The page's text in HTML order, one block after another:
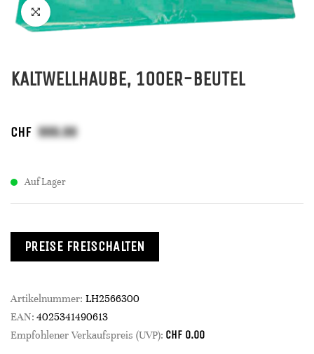
KALTWELLHAUBE, 100ER-BEUTEL
CHF
Auf Lager
PREISE FREISCHALTEN
Artikelnummer: LH2566300
EAN: 4025341490613
Empfohlener Verkaufspreis (UVP): CHF 0.00